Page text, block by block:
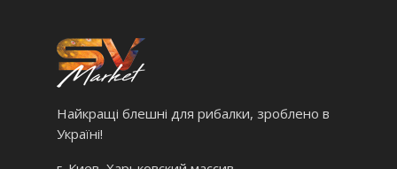
Найкращі блешні для рибалки, зроблено в
Україні!